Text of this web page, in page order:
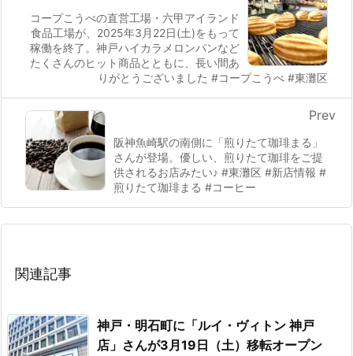
コープこうべの直営工場・六甲アイランド
食品工場が、2025年3月22日(土)をもって
稼働を終了。神戸ハイカラメロンパンなど
たくさんのヒット商品とともに、長い間あ
りがとうございました #コープこうべ #東灘区
阪神魚崎駅の南側に「煎りたて珈琲まる」
さんが登場。優しい、煎りたて珈琲をご提
供されるお店みたい♪ #東灘区 #新店情報 #
煎りたて珈琲まる #コーヒー
Prev
関連記事
神戸・明石町に「ルイ・ヴィトン 神戸
店」さんが3月19日（土）移転オープン